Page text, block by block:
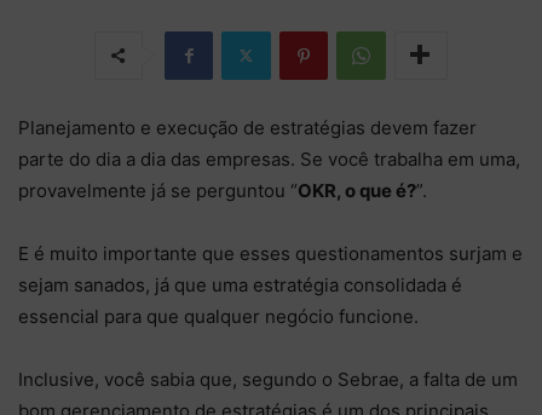
Planejamento e execução de estratégias devem fazer
parte do dia a dia das empresas. Se você trabalha em uma,
provavelmente já se perguntou “OKR, o que é?”.
E é muito importante que esses questionamentos surjam e
sejam sanados, já que uma estratégia consolidada é
essencial para que qualquer negócio funcione.
Inclusive, você sabia que, segundo o Sebrae, a falta de um
bom gerenciamento de estratégias é um dos principais